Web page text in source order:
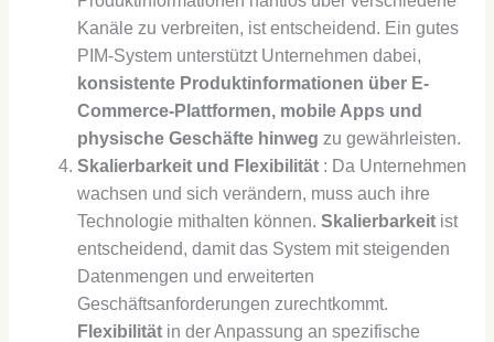
Kanäle zu verbreiten, ist entscheidend. Ein gutes
PIM-System unterstützt Unternehmen dabei,
konsistente Produktinformationen über E-
Commerce-Plattformen, mobile Apps und
physische Geschäfte hinweg zu gewährleisten.
Skalierbarkeit und Flexibilität : Da Unternehmen
wachsen und sich verändern, muss auch ihre
Technologie mithalten können.Skalierbarkeit ist
entscheidend, damit das System mit steigenden
Datenmengen und erweiterten
Geschäftsanforderungen zurechtkommt.
Flexibilität in der Anpassung an spezifische